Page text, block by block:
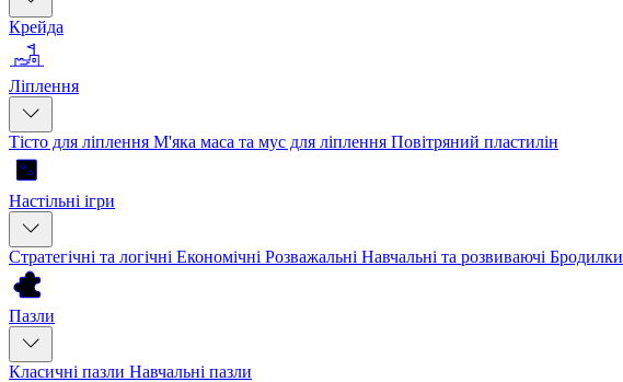
Крейда
Ліплення
Тісто для ліплення М'яка маса та мус для ліплення Повітряний пластилін
Настільні ігри
Стратегічні та логічні Економічні Розважальні Навчальні та розвиваючі Бродилки
Пазли
Класичні пазли Навчальні пазли